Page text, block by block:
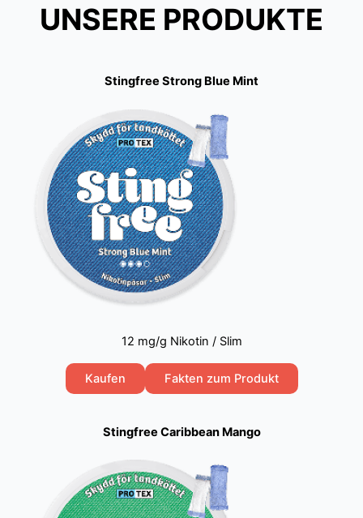
UNSERE PRODUKTE
Stingfree Strong Blue Mint
12 mg/g Nikotin / Slim
Kaufen Fakten zum Produkt
Stingfree Caribbean Mango